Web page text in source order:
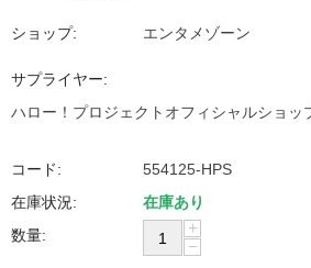
ショップ: エンタメゾーン
サプライヤー:
ハロー！プロジェクトオフィシャルショッ
コード:
554125-HPS
在庫状況:
在庫あり
数量:
+
−